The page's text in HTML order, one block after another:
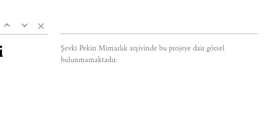
‹
‹ ×
Şevki Pekin Mimarlık arşivinde bu projeye dair görsel
bulunmamaktadır.